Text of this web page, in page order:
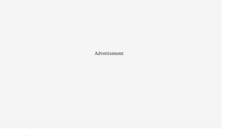
Advertisement